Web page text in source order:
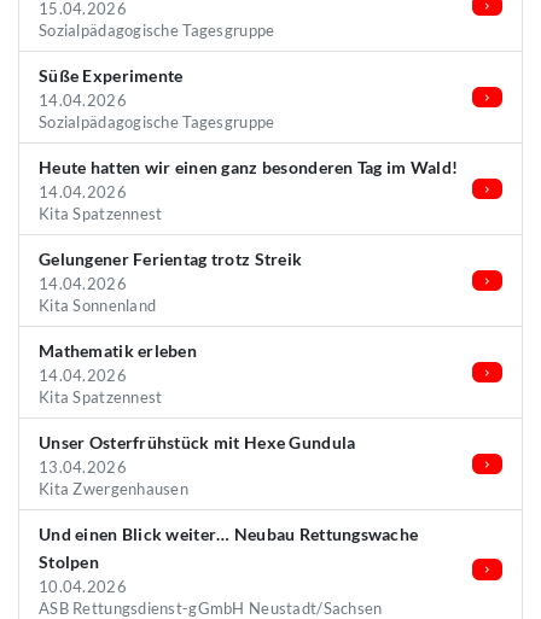
15.04.2026
Sozialpädagogische Tagesgruppe
Süße Experimente
14.04.2026
Sozialpädagogische Tagesgruppe
Heute hatten wir einen ganz besonderen Tag im Wald!
14.04.2026
Kita Spatzennest
Gelungener Ferientag trotz Streik
14.04.2026
Kita Sonnenland
Mathematik erleben
14.04.2026
Kita Spatzennest
Unser Osterfrühstück mit Hexe Gundula
13.04.2026
Kita Zwergenhausen
Und einen Blick weiter… Neubau Rettungswache
Stolpen
10.04.2026
ASB Rettungsdienst-gGmbH Neustadt/Sachsen